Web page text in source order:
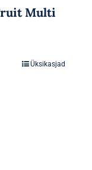
Multi
Üksikasjad